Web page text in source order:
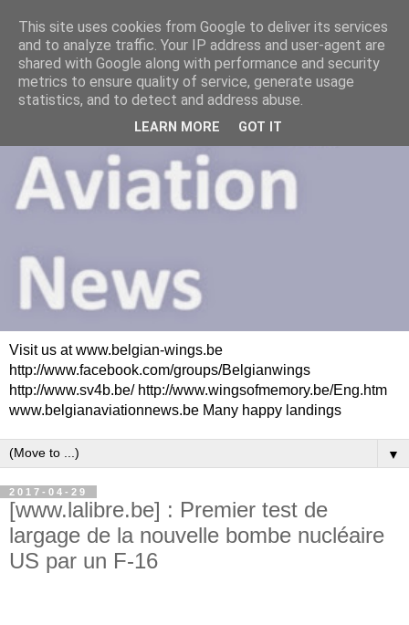
Visit us at www.belgian-wings.be
http://www.facebook.com/groups/Belgianwings
http://www.sv4b.be/ http://www.wingsofmemory.be/Eng.htm
www.belgianaviationnews.be Many happy landings
▼
2017-04-29
[www.lalibre.be] : Premier test de
largage de la nouvelle bombe nucléaire
US par un F-16
This site uses cookies from Google to deliver its services
and to analyze traffic. Your IP address and user-agent are
shared with Google along with performance and security
metrics to ensure quality of service, generate usage
statistics, and to detect and address abuse.
LEARN MORE GOT IT